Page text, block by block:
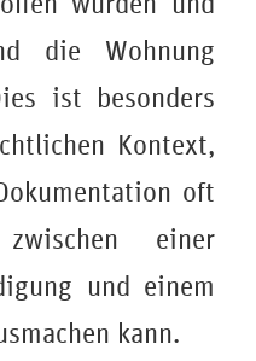
die Wohnung
ist besonders
Kontext,
oft
einer
und einem
kann.